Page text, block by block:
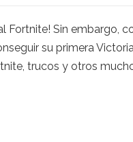
Fortnite! Sin embargo,
su primera
trucos y otros